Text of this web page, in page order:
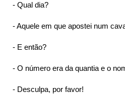
- Qual dia?
- Aquele em que apostei num
- E então?
- O número era da quantia e o
- Desculpa, por favor!